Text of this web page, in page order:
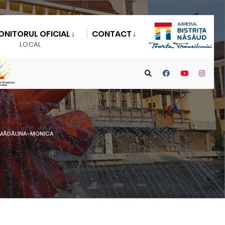
OFICIAL
LOCAL
CONTACT
MONICA